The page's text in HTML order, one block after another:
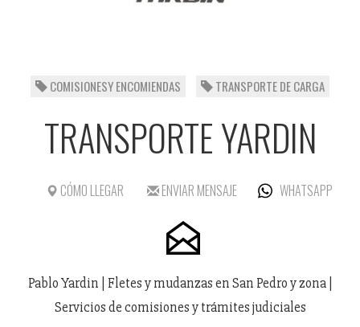
COMISIONESY ENCOMIENDAS TRANSPORTE DE CARGA
TRANSPORTE YARDIN
CÓMO LLEGAR ENVIAR MENSAJE WHATSAPP
Pablo Yardin | Fletes y mudanzas en San Pedro y zona |
Servicios de comisiones y trámites judiciales